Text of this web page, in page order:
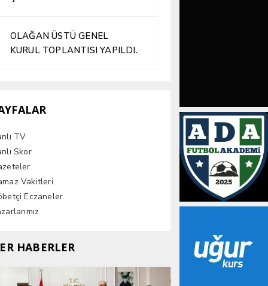
OLAĞAN ÜSTÜ GENEL
KURUL TOPLANTISI YAPILDI.
TV
Skor
Vakitleri
Eczaneler
HABERLER